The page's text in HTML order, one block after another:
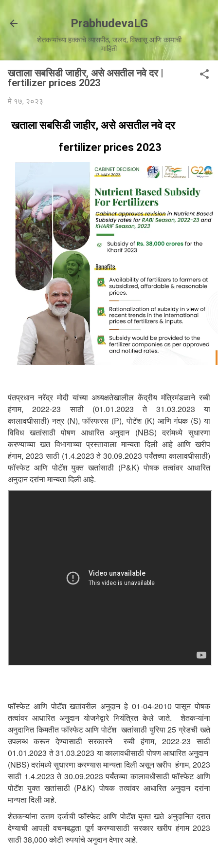
मुख्य सामग्रीवर वगळा
PrabhudevaLG
शेतकऱ्यांच्या हक्काचे व्यासपीठ, जलद, विश्वासू आणि कामाची
माहिती
खताला सबसिडी जाहीर, असे असतील नवे दर |
fertilizer prices 2023
मे १७, २०२३
खताला सबसिडी जाहीर, असे असतील नवे दर
fertilizer prices 2023
पंतप्रधान नरेंद्र मोदी यांच्या अध्यक्षतेखालील केंद्रीय मंत्रिमंडळाने रब्बी
हंगाम,2022-23 साठी (01.01.2023 ते 31.03.2023 या
कालावधीसाठी) नत्र (N),फॉस्फरस (P),पोटॅश (K) आणि गंधक (S)या
विविध खतांसाठी पोषण आधारित अनुदान (NBS)दरांमध्ये सुधारणा
करण्याच्या खत विभागाच्या प्रस्तावाला मान्यता दिली आहे आणि खरीप
हंगाम, 2023 साठी (1.4.2023 ते 30.09.2023 पर्यंतच्या कालावधीसाठी)
फॉस्फेट आणि पोटॅश युक्त खतांसाठी (P&K)पोषक तत्वांवर आधारित
अनुदान दरांना मान्यता दिली आहे.
फॉस्फेट आणि पोटॅश खतांवरील अनुदान हे 01-04-2010 पासून पोषक
तत्वांवर आधारित अनुदान योजनेद्वारे नियंत्रित केले जाते. शेतकऱ्यांना
अनुदानित किमतीत फॉस्फेट आणि पोटॅश खतांसाठी युरिया 25 ग्रेडची खते
उपलब्ध करून देण्यासाठी सरकारने रब्बी हंगाम,2022-23 साठी
01.01.2023 ते 31.03.2023 या कालावधीसाठी पोषण आधारित अनुदान
(NBS)दरांमध्ये सुधारणा करण्यास मान्यता दिली असून खरीप हंगाम, 2023
साठी 1.4.2023 ते 30.09.2023 पर्यंतच्या कालावधीसाठी फॉस्फेट आणि
पोटॅश युक्त खतांसाठी (P&K)पोषक तत्वांवर आधारित अनुदान दरांना
मान्यता दिली आहे.
शेतकऱ्यांना उत्तम दर्जाची फॉस्फेट आणि पोटॅश युक्त खते अनुदानित दरात
देण्याची आपली वचनबद्धता पूर्ण करण्यासाठी सरकार खरीप हंगाम 2023
साठी 38,000 कोटी रुपयांचे अनुदान देणार आहे.